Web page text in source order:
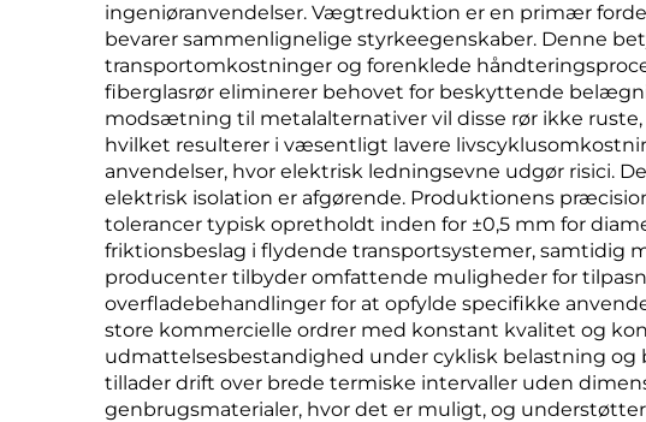
ingeniøranvendelser. Vægtreduktion er en primær
bevarer sammenlignelige styrkeegenskaber. Denne
transportomkostninger og forenklede
fiberglasrør eliminerer behovet for beskyttende
modsætning til metalalternativer vil disse rør ikke
hvilket resulterer i væsentligt lavere
anvendelser, hvor elektrisk ledningsevne udgør risici.
elektrisk isolation er afgørende. Produktionens
tolerancer typisk opretholdt inden for ±0,5 mm for
friktionsbeslag i flydende transportsystemer, samtidig
producenter tilbyder omfattende muligheder for
overfladebehandlinger for at opfylde specifikke
store kommercielle ordrer med konstant kvalitet og
udmattelsesbestandighed under cyklisk belastning
tillader drift over brede termiske intervaller uden
genbrugsmaterialer, hvor det er muligt, og